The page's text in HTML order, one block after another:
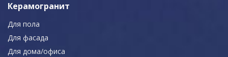
Керамогранит
Для пола
Для фасада
Для дома/офиса